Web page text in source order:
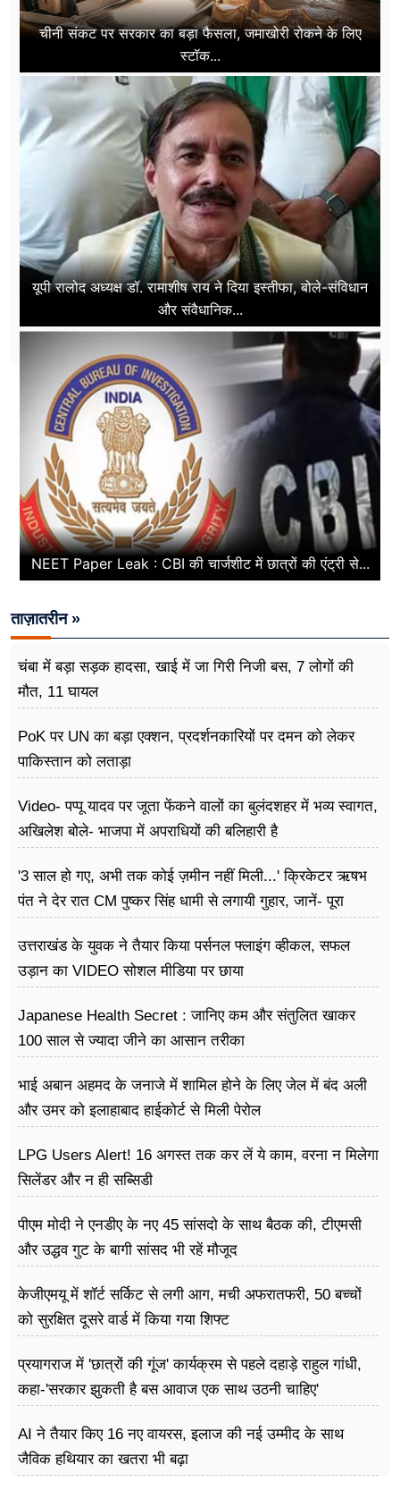
चीनी संकट पर सरकार का बड़ा फैसला, जमाखोरी रोकने के लिए
स्टॉक...
यूपी रालोद अध्यक्ष डॉ. रामाशीष राय ने दिया इस्तीफा, बोले-संविधान
और संवैधानिक...
NEET Paper Leak : CBI की चार्जशीट में छात्रों की एंट्री से...
ताज़ातरीन »
चंबा में बड़ा सड़क हादसा, खाई में जा गिरी निजी बस, 7 लोगों की
मौत, 11 घायल
PoK पर UN का बड़ा एक्शन, प्रदर्शनकारियों पर दमन को लेकर
पाकिस्तान को लताड़ा
Video- पप्पू यादव पर जूता फेंकने वालों का बुलंदशहर में भव्य स्वागत,
अखिलेश बोले- भाजपा में अपराधियों की बलिहारी है
'3 साल हो गए, अभी तक कोई ज़मीन नहीं मिली...' क्रिकेटर ऋषभ
पंत ने देर रात CM पुष्कर सिंह धामी से लगायी गुहार, जानें- पूरा
उत्तराखंड के युवक ने तैयार किया पर्सनल फ्लाइंग व्हीकल, सफल
उड़ान का VIDEO सोशल मीडिया पर छाया
Japanese Health Secret : जानिए कम और संतुलित खाकर
100 साल से ज्यादा जीने का आसान तरीका
भाई अबान अहमद के जनाजे में शामिल होने के लिए जेल में बंद अली
और उमर को इलाहाबाद हाईकोर्ट से मिली पेरोल
LPG Users Alert! 16 अगस्त तक कर लें ये काम, वरना न मिलेगा
सिलेंडर और न ही सब्सिडी
पीएम मोदी ने एनडीए के नए 45 सांसदो के साथ बैठक की, टीएमसी
और उद्धव गुट के बागी सांसद भी रहें मौजूद
केजीएमयू में शॉर्ट सर्किट से लगी आग, मची अफरातफरी, 50 बच्चों
को सुरक्षित दूसरे वार्ड में किया गया शिफ्ट
प्रयागराज में 'छात्रों की गूंज' कार्यक्रम से पहले दहाड़े राहुल गांधी,
कहा-'सरकार झुकती है बस आवाज एक साथ उठनी चाहिए'
AI ने तैयार किए 16 नए वायरस, इलाज की नई उम्मीद के साथ
जैविक हथियार का खतरा भी बढ़ा